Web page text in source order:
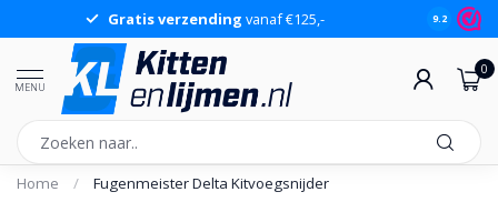
Gratis verzending vanaf €125,- 9.2
MENU
0
Home / Fugenmeister Delta Kitvoegsnijder